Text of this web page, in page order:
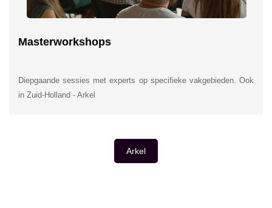
Masterworkshops
Diepgaande sessies met experts op specifieke vakgebieden. Ook
in Zuid-Holland - Arkel
Arkel